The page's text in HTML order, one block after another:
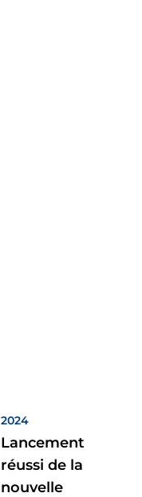
2024
Lancement
réussi de la
nouvelle